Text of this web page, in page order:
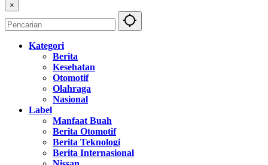
×
Kategori
Berita
Kesehatan
Otomotif
Olahraga
Nasional
Label
Manfaat Buah
Berita Otomotif
Berita Teknologi
Berita Internasional